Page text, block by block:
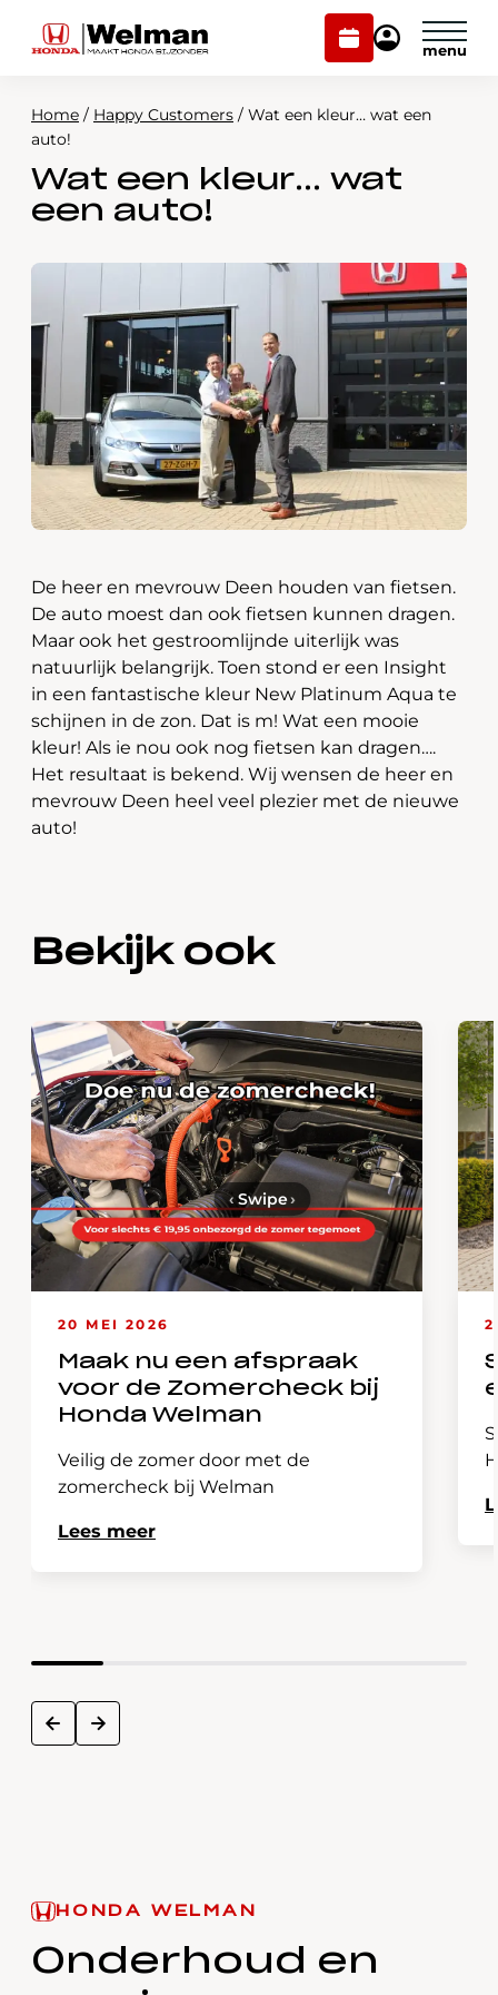
Plan
onderhoud
Mijn
Modellen
Voorraad
Over ons
Webshop
Contact
Plan onderhoud
Home / Happy Customers / Wat een kleur… wat een
auto!
Wat een kleur… wat
een auto!
De heer en mevrouw Deen houden van fietsen.
De auto moest dan ook fietsen kunnen dragen.
Maar ook het gestroomlijnde uiterlijk was
natuurlijk belangrijk. Toen stond er een Insight
in een fantastische kleur New Platinum Aqua te
schijnen in de zon. Dat is m! Wat een mooie
kleur! Als ie nou ook nog fietsen kan dragen….
Het resultaat is bekend. Wij wensen de heer en
mevrouw Deen heel veel plezier met de nieuwe
auto!
Bekijk ook
20 MEI 2026
Maak nu een afspraak
voor de Zomercheck bij
Honda Welman
Veilig de zomer door met de
zomercheck bij Welman
Lees meer
prev next
‹ Swipe›
HONDA WELMAN
Onderhoud en